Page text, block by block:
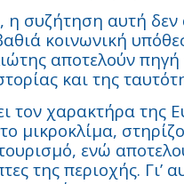
συζήτηση αυτή δεν
κοινωνική
αποτελούν
και της
τον χαρακτήρα της
μικροκλίμα,
ενώ
της περιοχής. Γι’